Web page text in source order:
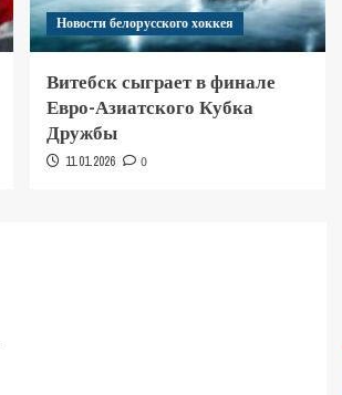
Новости белорусского хоккея
Витебск сыграет в финале
Евро-Азиатского Кубка
Дружбы
11.01.2026 0